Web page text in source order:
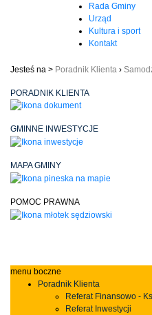
Rada Gminy
Urząd
Kultura i sport
Kontakt
Jesteś na > Poradnik Klienta ›
PORADNIK KLIENTA
GMINNE INWESTYCJE
MAPA GMINY
POMOC PRAWNA
menu boczne
Poradnik Klienta
Referat Finansowo -
Referat Inwestycji